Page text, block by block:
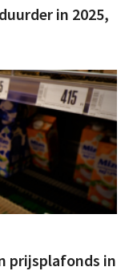
in 2025,
prijsplafonds in